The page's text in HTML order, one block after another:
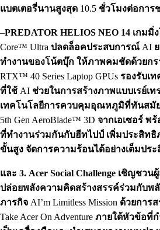
แบตเตอรี่นานสูงสุด 10.5 ชั่วโมงต่อการ
–PREDATOR HELIOS NEO 14 เกมมิ่
Core™ Ultra ปลดล็อคประสบการณ์ AI
ทำงานของโน้ตบุ๊ก ให้ภาพคมชัดด้วยก
RTX™ 40 Series Laptop GPUs รองรับเ
ที่ใช้ AI ช่วยในการสร้างภาพแบบเรย์เท
เทคโนโลยีการควบคุมอุณหภูมิที่ทันสมั
5th Gen AeroBlade™ 3D จากเอเซอร์ พร้
ที่ทำงานร่วมกันกับฮีทไปป์ เพิ่มประสิท
ขั้นสูง จัดการความร้อนได้อย่างเต็มปร
และ 3. Acer Social Challenge เชิญชว
ปล่อยพลังความคิดสร้างสรรค์ร่วมกับพ
ภารกิจ AI’m Limitless Mission ด้วยการ
Take Acer On Adventure ภายใต้หัวข้อที่